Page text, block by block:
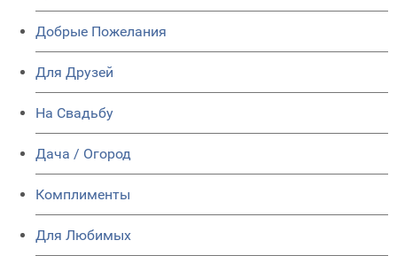
Добрые Пожелания
Для Друзей
На Свадьбу
Дача / Огород
Комплименты
Для Любимых